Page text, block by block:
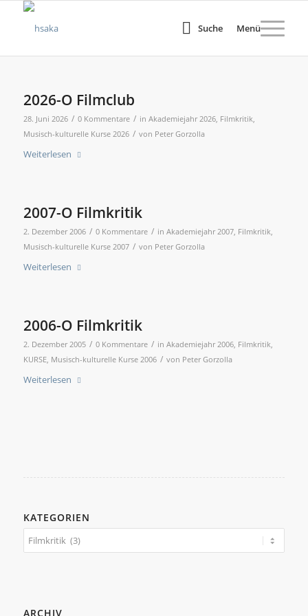
Suche Menü
2026-O Filmclub
28. Juni 2026 / 0 Kommentare / in Akademiejahr 2026, Filmkritik,
Musisch-kulturelle Kurse 2026 / von Peter Gorzolla
Weiterlesen
2007-O Filmkritik
2. Dezember 2006 / 0 Kommentare / in Akademiejahr 2007, Filmkritik,
Musisch-kulturelle Kurse 2007 / von Peter Gorzolla
Weiterlesen
2006-O Filmkritik
2. Dezember 2005 / 0 Kommentare / in Akademiejahr 2006, Filmkritik,
KURSE, Musisch-kulturelle Kurse 2006 / von Peter Gorzolla
Weiterlesen
KATEGORIEN
Kategorien
ARCHIV